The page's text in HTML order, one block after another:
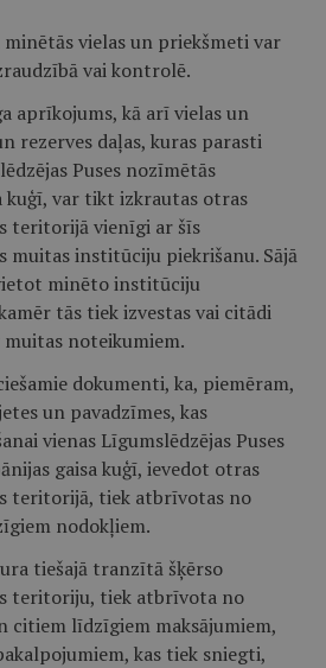
vielas un priekšmeti var
vai kontrolē.
aprīkojums, kā arī vielas un
rezerves daļas, kuras parasti
Puses nozīmētās
kuģī, var tikt izkrautas otras
teritorijā vienīgi ar šīs
muitas institūciju piekrišanu. Sājā
minēto institūciju
tās tiek izvestas vai citādi
noteikumiem.
dokumenti, ka, piemēram,
un pavadzīmes, kas
vienas Līgumslēdzējas Puses
gaisa kuģī, ievedot otras
teritorijā, tiek atbrīvotas no
nodokļiem.
tiešajā tranzītā šķērso
teritoriju, tiek atbrīvota no
citiem līdzīgiem maksājumiem,
kas tiek sniegti,